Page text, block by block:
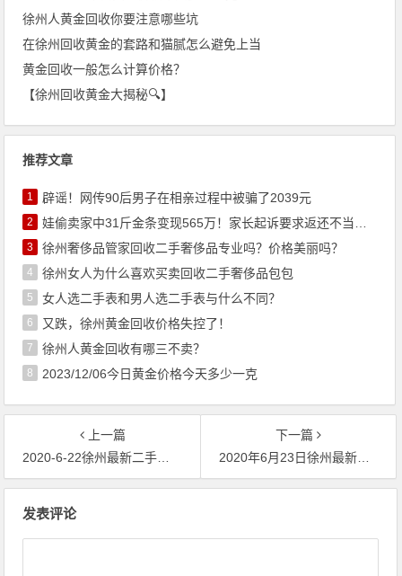
徐州人黄金回收你要注意哪些坑
在徐州回收黄金的套路和猫腻怎么避免上当
黄金回收一般怎么计算价格？
【徐州回收黄金大揭秘🔍】
推荐文章
1 辟谣！网传90后男子在相亲过程中被骗了2039元
2 娃偷卖家中31斤金条变现565万！家长起诉要求返还不当得利！
3 徐州奢侈品管家回收二手奢侈品专业吗？价格美丽吗？
4 徐州女人为什么喜欢买卖回收二手奢侈品包包
5 女人选二手表和男人选二手表与什么不同？
6 又跌，徐州黄金回收价格失控了！
7 徐州人黄金回收有哪三不卖？
8 2023/12/06今日黄金价格今天多少一克
上一篇
2020-6-22徐州最新二手黄金回收典当价格一览表
下一篇
2020年6月23日徐州最新黄金价格回收典当报价一览表
发表评论